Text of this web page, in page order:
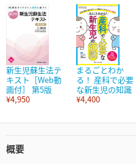
新生児蘇生法テ
キスト［Web動
画付］ 第5版
¥4,950
まるごとわか
る！ 産科で必要
な新生児の知識
¥4,400
概要